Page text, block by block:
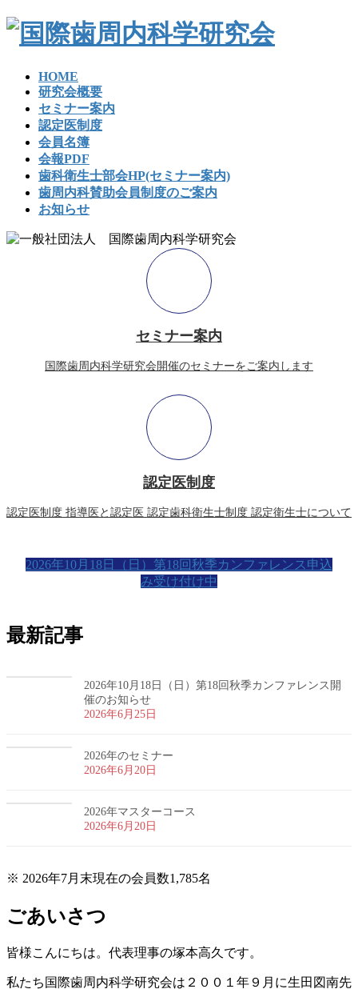
コ
ナ
HOME
研究会概要
セミナー案内
認定医制度
会員名簿
会報PDF
歯科衛生士部会HP(セミナー案内)
歯周内科賛助会員制度のご案内
お知らせ
セミナー案内
国際歯周内科学研究会開催のセミナーをご案内します
認定医制度
認定医制度 指導医と認定医 認定歯科衛生士制度 認定衛生士について
2026年10月18日（日）第18回秋季カンファレンス申込
み受け付け中
最新記事
2026年10月18日（日）第18回秋季カンファレンス開
催のお知らせ
2026年6月25日
2026年のセミナー
2026年6月20日
2026年マスターコース
2026年6月20日
※ 2026年7月末現在の会員数1,785名
ごあいさつ
皆様こんにちは。代表理事の塚本高久です。
私たち国際歯周内科学研究会は２００１年９月に生田図南先